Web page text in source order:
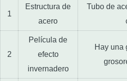
1
Estructura de
acero
Tubo de
2
Película de
efecto
invernadero
Hay una